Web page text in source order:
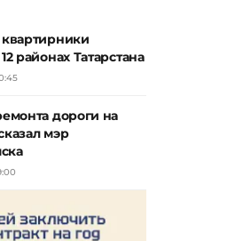
квартирники
районах Татарстана
дороги на
мэр